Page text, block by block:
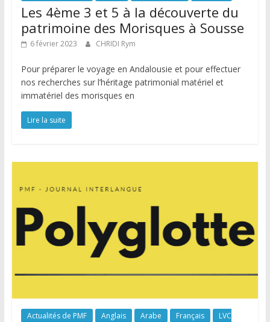
Les 4ème 3 et 5 à la découverte du
patrimoine des Morisques à Sousse
6 février 2023 CHRIDI Rym
Pour préparer le voyage en Andalousie et pour effectuer
nos recherches sur l’héritage patrimonial matériel et
immatériel des morisques en
Lire la suite
Actualités de PMF Anglais Arabe Français
LVC